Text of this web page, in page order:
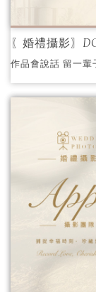
〖婚禮攝影〗
作品會說話 留一輩
藝術是平易近人
愛情、友情是最幸
彷彿回到婚禮當
最完美的婚禮